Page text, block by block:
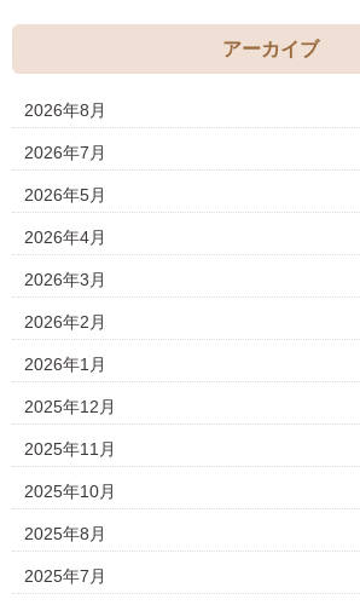
アーカイブ
2026年8月
2026年7月
2026年5月
2026年4月
2026年3月
2026年2月
2026年1月
2025年12月
2025年11月
2025年10月
2025年8月
2025年7月